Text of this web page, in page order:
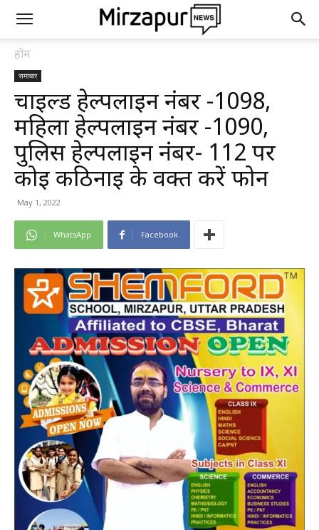
होम
समाचार
चाइल्ड हेल्पलाइन नंबर -1098,
महिला हेल्पलाइन नंबर -1090,
पुलिस हेल्पलाइन नंबर- 112 पर
कोई कठिनाई के वक्त करें फोन
May 1, 2022
WhatsApp Facebook